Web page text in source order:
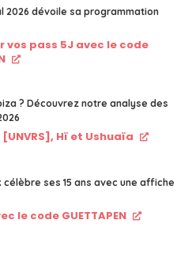
2026 dévoile sa programmation
vos pass 5J avec le code
? Découvrez notre analyse des
[UNVRS], Hï et Ushuaïa
célèbre ses 15 ans avec une affiche
le code GUETTAPEN